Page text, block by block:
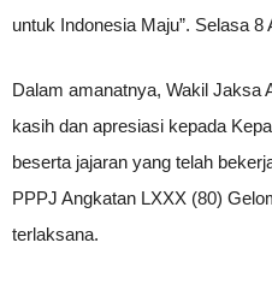
untuk Indonesia Maju”. Selasa 8
Dalam amanatnya, Wakil Jaksa
kasih dan apresiasi kepada
beserta jajaran yang telah
PPPJ Angkatan LXXX (80)
terlaksana.